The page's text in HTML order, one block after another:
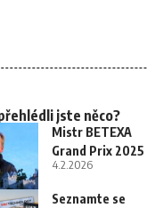
jste něco?
Mistr BETEXA
Grand Prix 2025
4.2.2026
Seznamte se